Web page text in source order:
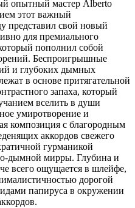
опытный мастер Alberto
этот важный
представил свой новый
для премиального
пополнил собой
Беспроигрышные
и глубоких дымных
в основе притягательной
запаха, который
вселить в души
умиротворение и
композиция с благородным
аккордов свежего
гурманикой
дымной мирры. Глубина и
всего ощущается в шлейфе,
дорогой
папируса в окружении